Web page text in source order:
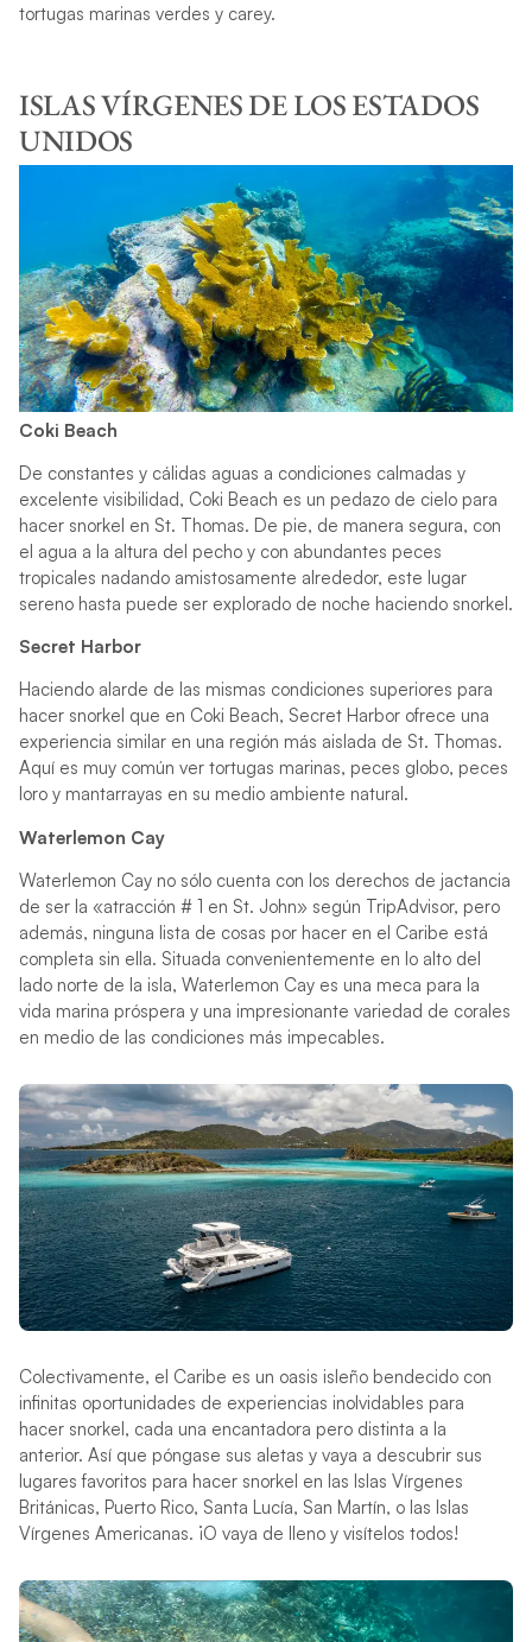
tortugas marinas verdes y carey.
ISLAS VÍRGENES DE LOS ESTADOS
UNIDOS
Coki Beach
De constantes y cálidas aguas a condiciones calmadas y
excelente visibilidad, Coki Beach es un pedazo de cielo para
hacer snorkel en St. Thomas. De pie, de manera segura, con
el agua a la altura del pecho y con abundantes peces
tropicales nadando amistosamente alrededor, este lugar
sereno hasta puede ser explorado de noche haciendo snorkel.
Secret Harbor
Haciendo alarde de las mismas condiciones superiores para
hacer snorkel que en Coki Beach, Secret Harbor ofrece una
experiencia similar en una región más aislada de St. Thomas.
Aquí es muy común ver tortugas marinas, peces globo, peces
loro y mantarrayas en su medio ambiente natural.
Waterlemon Cay
Waterlemon Cay no sólo cuenta con los derechos de jactancia
de ser la «atracción # 1 en St. John» según TripAdvisor, pero
además, ninguna lista de cosas por hacer en el Caribe está
completa sin ella. Situada convenientemente en lo alto del
lado norte de la isla, Waterlemon Cay es una meca para la
vida marina próspera y una impresionante variedad de corales
en medio de las condiciones más impecables.
Colectivamente, el Caribe es un oasis isleño bendecido con
infinitas oportunidades de experiencias inolvidables para
hacer snorkel, cada una encantadora pero distinta a la
anterior. Así que póngase sus aletas y vaya a descubrir sus
lugares favoritos para hacer snorkel en las Islas Vírgenes
Británicas, Puerto Rico, Santa Lucía, San Martín, o las Islas
Vírgenes Americanas. ¡O vaya de lleno y visítelos todos!